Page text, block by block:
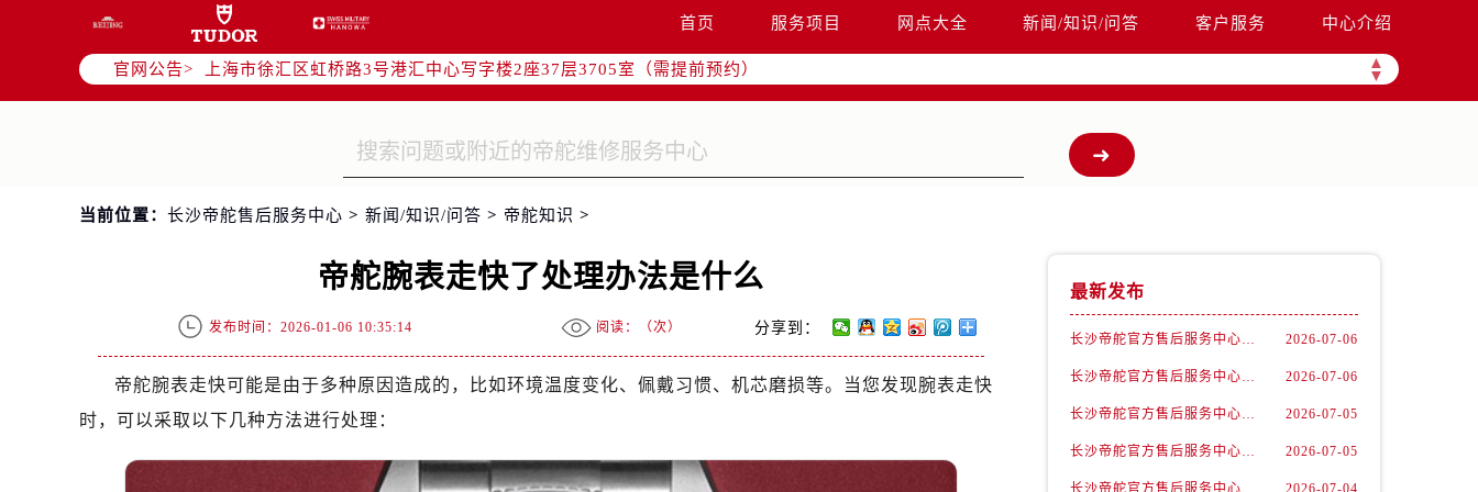
首页 服务项目 网点大全 新闻/知识/问答 客户服务 中心介绍
官网公告> ▲
▼
北京市朝阳区建国门外大街甲6号华熙国际中心写字楼D座11层1102室（需提前预约）
天津市和平区赤峰道136号天津国际金融中心写字楼26层2603室（需提前预约）
上海市徐汇区虹桥路3号港汇中心写字楼2座37层3705室（需提前预约）
上海市黄浦区南京东路299号宏伊国际广场写字楼8层806室（需提前预约）
常州市新北区龙锦路1590号现代传媒中心写字楼5号楼10层1008室（需提前预约）
扬州市邗江区国展路29号星耀天地写字楼1号楼18层1803室（需提前预约）
泰州市海陵区永定东路399号置地商务中心东塔写字楼（华润万象城）17层1706室（需提前预约）
宁波市江北区大闸南路500号来福士广场办公楼20层2009室（需提前预约）
金华市金东区东市南街777号金华万达广场写字楼4号楼22层2209室（需提前预约）
绍兴市越城区胜利东路379号世茂天际中心写字楼8层805室（需提前预约）
南昌市红谷滩新区红谷中大道998号绿地双子塔（中央广场）A1座办公楼14层07室（需提前预约）
当前位置： 长沙帝舵售后服务中心 > 新闻/知识/问答 > 帝舵知识 >
帝舵腕表走快了处理办法是什么
发布时间：2026-01-06 10:35:14 阅读：（次） 分享到：
帝舵腕表走快可能是由于多种原因造成的，比如环境温度变化、佩戴习惯、机芯磨损等。当您发现腕表走快
时，可以采取以下几种方法进行处理：
最新发布
长沙帝舵官方售后服务中心｜完整官方电话和网点地址权威信息公示（2026年7月最新） 2026-07-06
长沙帝舵官方售后服务中心｜全新电话和门店地址权威信息公示（2026年7月最新） 2026-07-06
长沙帝舵官方售后服务中心｜官方电话和网点地址权威信息公示（2026年7月最新） 2026-07-05
长沙帝舵官方售后服务中心｜最新电话和维修地址权威信息公示（2026年7月最新） 2026-07-05
2026-07-04